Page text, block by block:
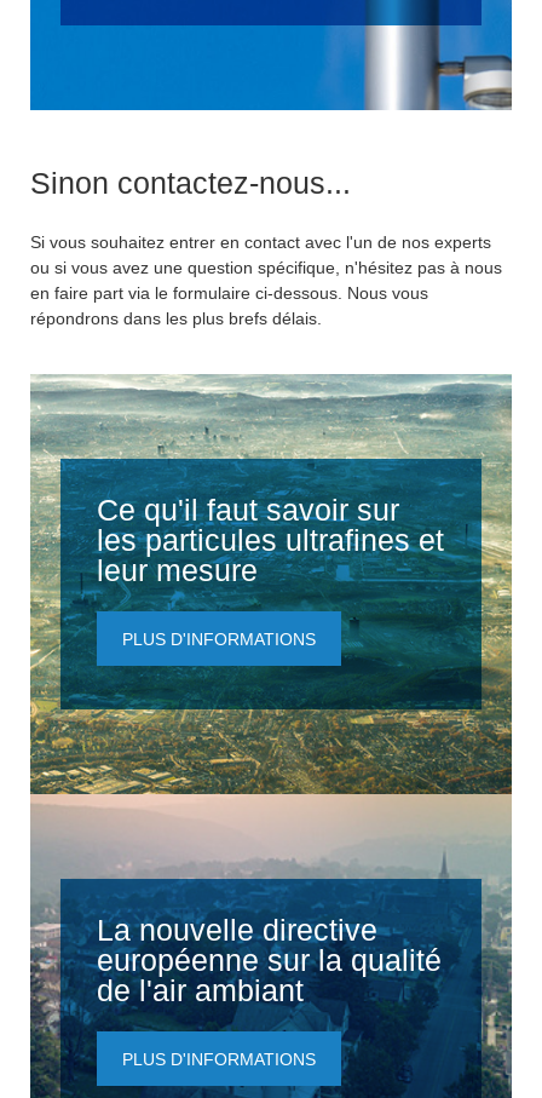
Sinon contactez-nous...
Si vous souhaitez entrer en contact avec l'un de nos experts
ou si vous avez une question spécifique, n'hésitez pas à nous
en faire part via le formulaire ci-dessous. Nous vous
répondrons dans les plus brefs délais.
Ce qu'il faut savoir sur
les particules ultrafines et
leur mesure
PLUS D'INFORMATIONS
La nouvelle directive
européenne sur la qualité
de l'air ambiant
PLUS D'INFORMATIONS